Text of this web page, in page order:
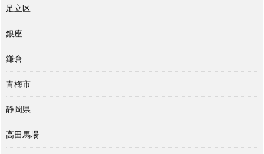
足立区
銀座
鎌倉
青梅市
静岡県
高田馬場